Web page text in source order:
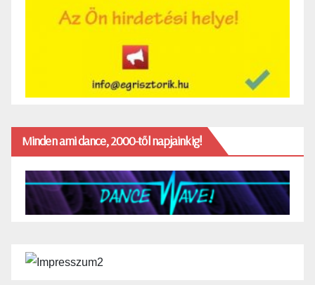
Minden ami dance, 2000-től napjainkig!